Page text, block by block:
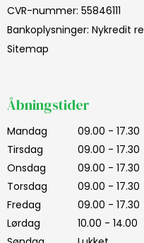
CVR-nummer: 55846111
Bankoplysninger: Nykredit
Sitemap
Åbningstider
Mandag
09.00 - 17.30
Tirsdag
09.00 - 17.30
Onsdag
09.00 - 17.30
Torsdag
09.00 - 17.30
Fredag
09.00 - 17.30
Lørdag
10.00 - 14.00